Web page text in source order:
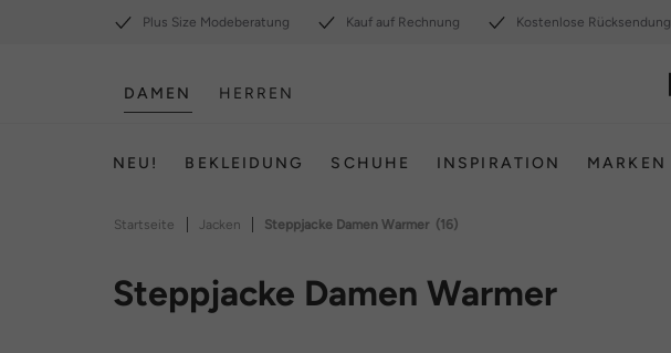
Plus Size Modeberatung Kauf auf Rechnung Kostenlose Rücksendung
DAMEN HERREN
NEU! BEKLEIDUNG SCHUHE INSPIRATION MARKEN
Startseite | Jacken | Steppjacke Damen Warmer (16)
Steppjacke Damen Warmer